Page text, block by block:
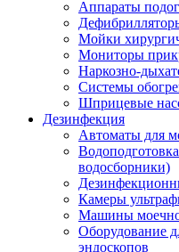
Аппараты
Мойки
Мониторы
Наркозно-
Системы
Шприцевые
Дезинфекция
Автоматы для
водосборники)
Камеры
Машины
Оборудование
эндоскопов